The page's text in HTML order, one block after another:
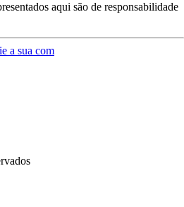
aqui são de responsabilidade
a sua com